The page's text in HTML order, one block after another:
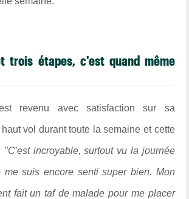
trois étapes, c'est quand même
revenu avec satisfaction sur sa
vol durant toute la semaine et cette
"C'est incroyable, surtout vu la journée
me suis encore senti super bien. Mon
fait un taf de malade pour me placer